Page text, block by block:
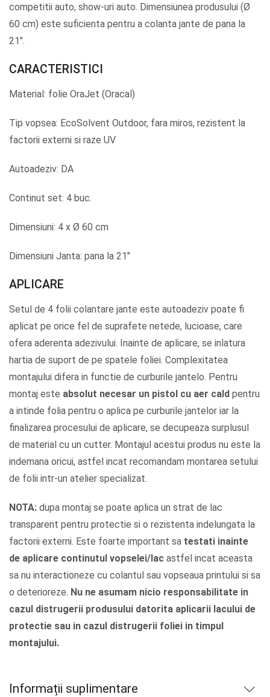
competitii auto, show-uri auto. Dimensiunea produsului (Ø
60 cm) este suficienta pentru a colanta jante de pana la
21″.
CARACTERISTICI
Material: folie OraJet (Oracal)
Tip vopsea: EcoSolvent Outdoor, fara miros, rezistent la
factorii externi si raze UV
Autoadeziv: DA
Continut set: 4 buc.
Dimensiuni: 4 x Ø 60 cm
Dimensiuni Janta: pana la 21″
APLICARE
Setul de 4 folii colantare jante este autoadeziv poate fi
aplicat pe orice fel de suprafete netede, lucioase, care
ofera aderenta adezivului. Inainte de aplicare, se inlatura
hartia de suport de pe spatele foliei. Complexitatea
montajului difera in functie de curburile jantelo. Pentru
montaj este absolut necesar un pistol cu aer cald pentru
a intinde folia pentru o aplica pe curburile jantelor iar la
finalizarea procesului de aplicare, se decupeaza surplusul
de material cu un cutter. Montajul acestui produs nu este la
indemana oricui, astfel incat recomandam montarea setului
de folii intr-un atelier specializat.
NOTA: dupa montaj se poate aplica un strat de lac
transparent pentru protectie si o rezistenta indelungata la
factorii externi. Este foarte important sa testati inainte
de aplicare continutul vopselei/lac astfel incat aceasta
sa nu interactioneze cu colantul sau vopseaua printului si sa
o deterioreze. Nu ne asumam nicio responsabilitate in
cazul distrugerii produsului datorita aplicarii lacului de
protectie sau in cazul distrugerii foliei in timpul
montajului.
Informații suplimentare